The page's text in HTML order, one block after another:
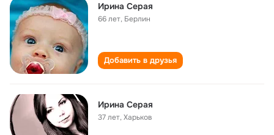
Ирина Серая
66 лет, Берлин
Добавить в друзья
Ирина Серая
37 лет,Харьков